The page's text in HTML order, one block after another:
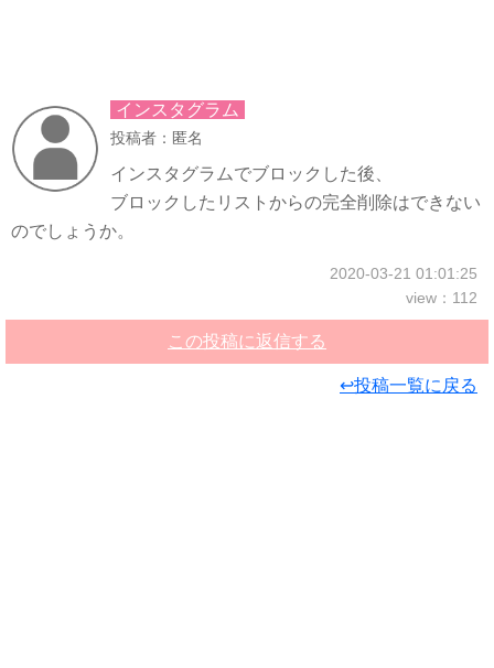
インスタグラム
投稿者：匿名
インスタグラムでブロックした後、
ブロックしたリストからの完全削除はできない
のでしょうか。
2020-03-21 01:01:25
view：112
この投稿に返信する
↩投稿一覧に戻る